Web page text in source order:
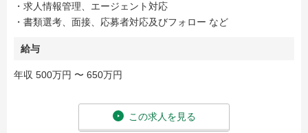
・求人情報管理、エージェント対応
・書類選考、面接、応募者対応及びフォロー など
給与
年収 500万円 〜 650万円
この求人を見る